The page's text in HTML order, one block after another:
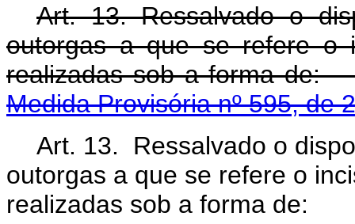
Art. 13. Ressalvado o
outorgas a que se refere
realizadas sob a
Medida Provisória nº 595, de
Art. 13. Ressalvado o
outorgas a que se refere o
realizadas sob a